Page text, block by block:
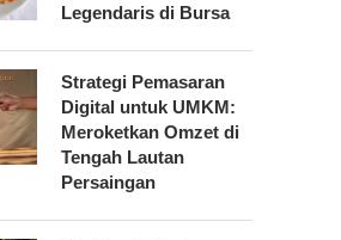
Legendaris di Bursa
Strategi Pemasaran
Digital untuk UMKM:
Meroketkan Omzet di
Tengah Lautan
Persaingan